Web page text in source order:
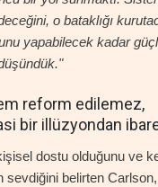
o bataklığı
yapabilecek kadar
reform edilemez,
bir illüzyondan
dostu olduğunu ve
sevdiğini belirten